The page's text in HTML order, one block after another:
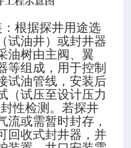
：根据探井用途选
试油井）或封井器
油树由主阀、翼
等组成，用于控制
试油管线，安装后
（试压至设计压力
性检测。若探井
流或需暂时封存，
回收式封井器，并